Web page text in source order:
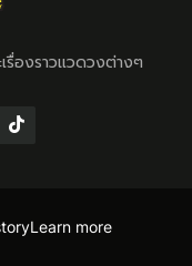
รื่องราวแวดวงต่างๆ
Learn more